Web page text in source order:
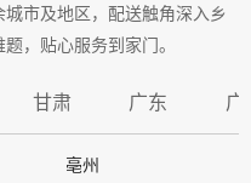
市及地区，配送触角深入乡
，贴心服务到家门。
甘肃 广东 广
亳州